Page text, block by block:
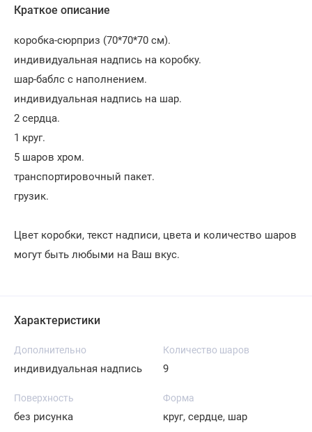
Краткое описание
коробка-сюрприз (70*70*70 см).
индивидуальная надпись на коробку.
шар-баблс с наполнением.
индивидуальная надпись на шар.
2 сердца.
1 круг.
5 шаров хром.
транспортировочный пакет.
грузик.
Цвет коробки, текст надписи, цвета и количество шаров
могут быть любыми на Ваш вкус.
Характеристики
Дополнительно
индивидуальная надпись
Количество шаров
9
Поверхность
без рисунка
Форма
круг, сердце, шар